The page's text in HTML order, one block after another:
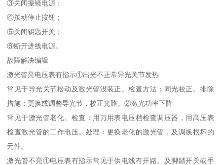
③关闭振镜电源；
④按动停止按钮；
⑤关闭钥匙开关；
⑥断开进线电源。
故障解决编辑
激光管亮电压表有指示①出光不正常导光关节发热
常见于导光关节松动及激光管没装正。检查方法：同光校正。排除
措施：更换或调整导光节，校正光路。②激光功率下降
常见于激光管老化。检查：用万用表电压档检查调压器，用高压表
检查激光管的工作电压。处理：更换老化的激光管，及调换损坏的
元件。
激光管不亮①电压表有指示常见于供电线有开路。及脚踏开关或手